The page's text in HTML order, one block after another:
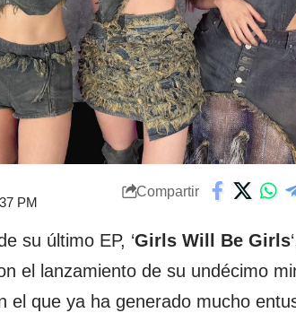
PM
Compartir
su último EP, ‘Girls Will Be Girls
el lanzamiento de su undécimo
el que ya ha generado mucho